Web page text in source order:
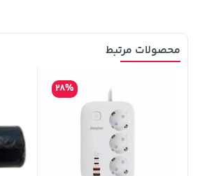
محصولات مرتبط
28%